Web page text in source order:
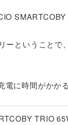
ーということ
電に時間がかか
TRIO